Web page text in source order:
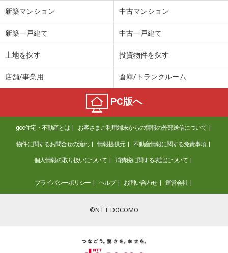
新築マンション 中古マンション
新築一戸建て 中古一戸建て
土地を探す 投資物件を探す
店舗/事業用 倉庫/トランクルーム
PC版へ
goo住宅・不動産とは お客さまご利用端末からの情報の外部送信について
物件に関するお問合せの流れ 情報提供元 不動産情報に関する免責事項
個人情報の取り扱いについて 消費税に関する表記について
プライバシーポリシー ヘルプ お問い合わせ 運営会社
©NTT DOCOMO